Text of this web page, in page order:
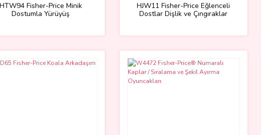
Fisher-Price Minik
Dostumla Yürüyüş
HJW11 Fisher-Price Eğlenceli
Dostlar Dişlik ve Çıngıraklar